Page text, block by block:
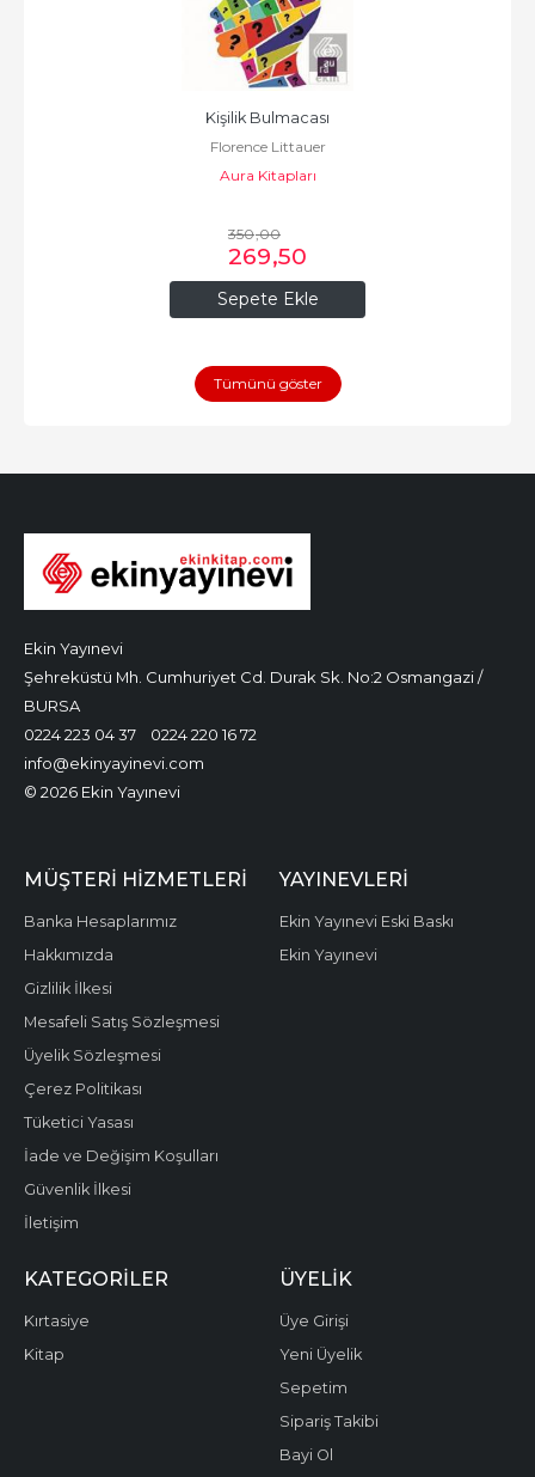
Sepete Ekle
Kişilik Bulmacası
Florence Littauer
Aura Kitapları
350,00
269,50
Tümünü göster
Ekin Yayınevi
Şehreküstü Mh. Cumhuriyet Cd. Durak Sk. No:2 Osmangazi /
BURSA
0224 223 04 37
0224 220 16 72
info@ekinyayinevi.com
© 2026 Ekin Yayınevi
MÜŞTERI HIZMETLERI
Banka Hesaplarımız
Hakkımızda
Gizlilik İlkesi
Mesafeli Satış Sözleşmesi
Üyelik Sözleşmesi
Çerez Politikası
Tüketici Yasası
İade ve Değişim Koşulları
Güvenlik İlkesi
İletişim
YAYINEVLERI
Ekin Yayınevi Eski Baskı
Ekin Yayınevi
KATEGORILER
Kırtasiye
Kitap
ÜYELIK
Üye Girişi
Yeni Üyelik
Sepetim
Sipariş Takibi
Bayi Ol